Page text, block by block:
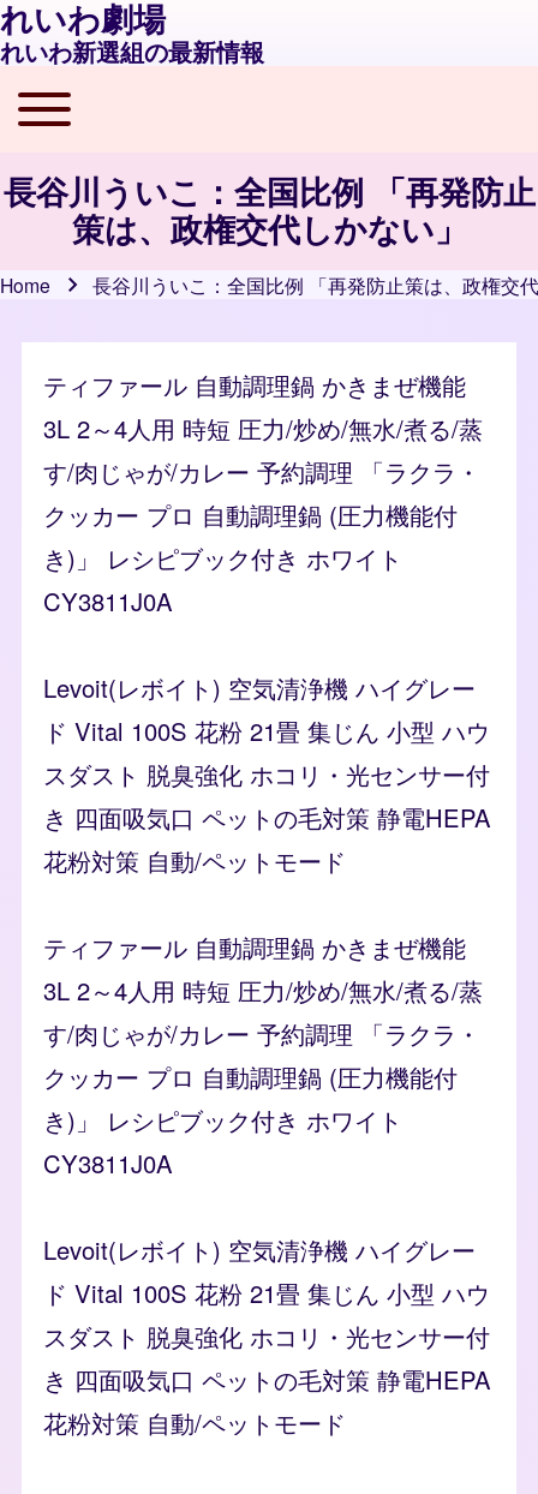
れいわ劇場
れいわ新選組の最新情報
Main navigation
Toggle main menu
長谷川ういこ：全国比例 「再発防止
策は、政権交代しかない」
Home 長谷川ういこ：全国比例 「再発防止策は、政権交
ティファール 自動調理鍋 かきまぜ機能
3L 2～4人用 時短 圧力/炒め/無水/煮る/蒸
す/肉じゃが/カレー 予約調理 「ラクラ・
クッカー プロ 自動調理鍋 (圧力機能付
き)」 レシピブック付き ホワイト
CY3811J0A
Levoit(レボイト) 空気清浄機 ハイグレー
ド Vital 100S 花粉 21畳 集じん 小型 ハウ
スダスト 脱臭強化 ホコリ・光センサー付
き 四面吸気口 ペットの毛対策 静電HEPA
花粉対策 自動/ペットモード
ティファール 自動調理鍋 かきまぜ機能
3L 2～4人用 時短 圧力/炒め/無水/煮る/蒸
す/肉じゃが/カレー 予約調理 「ラクラ・
クッカー プロ 自動調理鍋 (圧力機能付
き)」 レシピブック付き ホワイト
CY3811J0A
Levoit(レボイト) 空気清浄機 ハイグレー
ド Vital 100S 花粉 21畳 集じん 小型 ハウ
スダスト 脱臭強化 ホコリ・光センサー付
き 四面吸気口 ペットの毛対策 静電HEPA
花粉対策 自動/ペットモード